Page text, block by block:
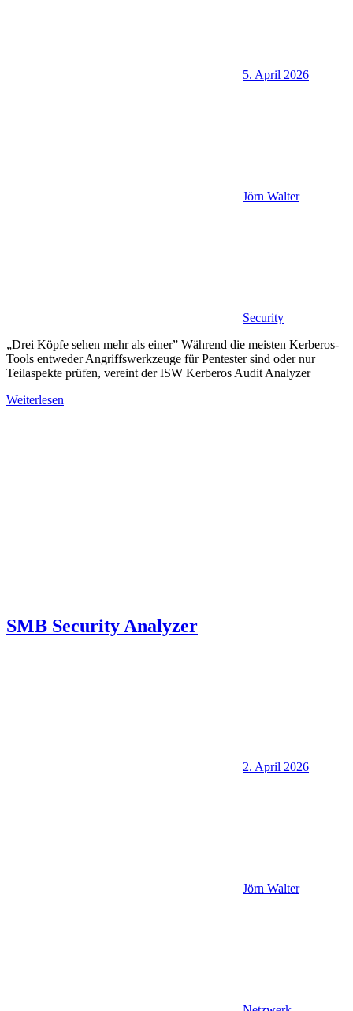
5. April 2026
Jörn Walter
Security
„Drei Köpfe sehen mehr als einer” Während die meisten Kerberos-
Tools entweder Angriffswerkzeuge für Pentester sind oder nur
Teilaspekte prüfen, vereint der ISW Kerberos Audit Analyzer
Weiterlesen
SMB Security Analyzer
2. April 2026
Jörn Walter